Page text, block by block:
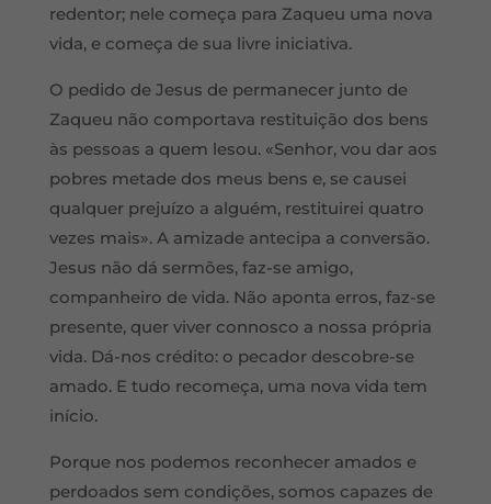
redentor; nele começa para Zaqueu uma nova
vida, e começa de sua livre iniciativa.
O pedido de Jesus de permanecer junto de
Zaqueu não comportava restituição dos bens
às pessoas a quem lesou. «Senhor, vou dar aos
pobres metade dos meus bens e, se causei
qualquer prejuízo a alguém, restituirei quatro
vezes mais». A amizade antecipa a conversão.
Jesus não dá sermões, faz-se amigo,
companheiro de vida. Não aponta erros, faz-se
presente, quer viver connosco a nossa própria
vida. Dá-nos crédito: o pecador descobre-se
amado. E tudo recomeça, uma nova vida tem
início.
Porque nos podemos reconhecer amados e
perdoados sem condições, somos capazes de